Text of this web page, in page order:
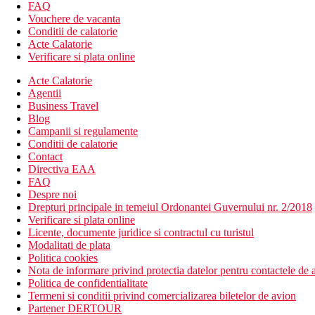
Descrierea hotelului
hol de intrare cu receptie
restaurantul principal
3 restaurante a la carte
WiFi (gratuit in tot hotelul)
lifturi
bar langa piscina
gradini
piscina interioara (in complexul SPA, iarna este incalzita)
fitness
bunastare
mini club pentru copii (4-11 ani)
minimarket
inchirieri auto
coafor
babysitting (contra cost)
posibilitatea de carucioare pentru copii (contra cost)
spalatorie
Descrierea plajei
plaja cu nisip lunga de 600 m, la aproximativ 200 m de
plaja este comuna cu hotelul Villa Side Residence
FAQ
Vouchere de vacanta
Conditii de calatorie
Acte Calatorie
Verificare si plata online
Acte Calatorie
Agentii
Business Travel
Blog
Campanii si regulamente
Conditii de calatorie
Contact
Directiva EAA
FAQ
Despre noi
Drepturi principale in temeiul Ordonantei Guvernului nr. 2/2018
Verificare si plata online
Licente, documente juridice si contractul cu turistul
Modalitati de plata
Politica cookies
Nota de informare privind protectia datelor pentru contactele de
Politica de confidentialitate
Termeni si conditii privind comercializarea biletelor de avion
Partener DERTOUR